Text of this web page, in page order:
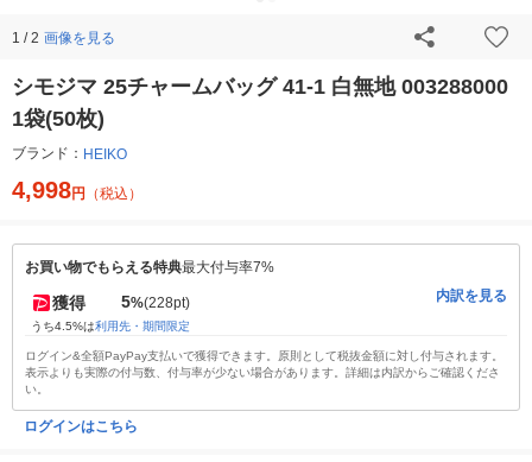
1 / 2 画像を見る
シモジマ 25チャームバッグ 41-1 白無地 003288000
1袋(50枚)
ブランド： HEIKO
4,998円 （税込）
お買い物でもらえる特典最大付与率7%
獲得 5%(228pt)
うち4.5%は利用先・期間限定
内訳を見る
ログイン&全額PayPay支払いで獲得できます。原則として税抜金額に対し付与されます。
表示よりも実際の付与数、付与率が少ない場合があります。詳細は内訳からご確認くださ
い。
ログインはこちら